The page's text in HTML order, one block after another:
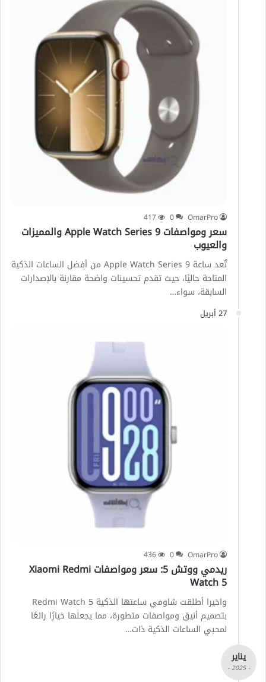
OmarPro
0
417
سعر ومواصفات Apple Watch Series 9 والمميزات
والعيوب
تُعد ساعة Apple Watch Series 9 من أفضل الساعات الذكية
المتاحة حاليًا، حيث تقدم تحسينات واضحة مقارنة بالإصدارات
السابقة، سواء…
27 أبريل
OmarPro
0
436
ريدمي ووتش 5: سعر ومواصفات Xiaomi Redmi
Watch 5
واخيرا أطلقت شاومي ساعتها الذكية Redmi Watch 5
بتصميم أنيق ومواصفات متطورة، مما يجعلها خيارًا رائعًا
لمحبي الساعات الذكية ذات…
يناير
- 2025 -